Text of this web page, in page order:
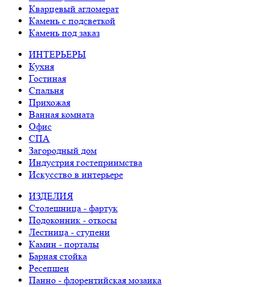
Кварцевый агломерат
Камень с подсветкой
Камень под заказ
ИНТЕРЬЕРЫ
Кухня
Гостиная
Спальня
Прихожая
Ванная комната
Офис
СПА
Загородный дом
Индустрия гостеприимства
Искусство в интерьере
ИЗДЕЛИЯ
Столешница - фартук
Подоконник - откосы
Лестница - ступени
Камин - порталы
Барная стойка
Ресепшен
Панно - флорентийская мозаика